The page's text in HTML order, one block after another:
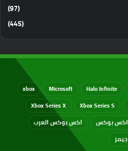
(97)
(445)
Halo Infinite
Microsoft
xbox
Xbox Series S
Xbox Series X
اكس بوكس
اكس بوكس العرب
جيمز